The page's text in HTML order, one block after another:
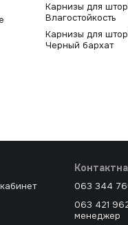
Карнизы для
Влагостойкость
Карнизы для
Черный бархат
063 344
063 421
менеджер